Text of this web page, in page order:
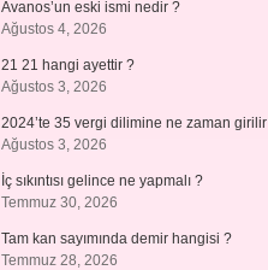
Avanos’un eski ismi nedir ?
Ağustos 4, 2026
21 21 hangi ayettir ?
Ağustos 3, 2026
2024’te 35 vergi dilimine ne zaman
Ağustos 3, 2026
İç sıkıntısı gelince ne yapmalı ?
Temmuz 30, 2026
Tam kan sayımında demir hangisi ?
Temmuz 28, 2026